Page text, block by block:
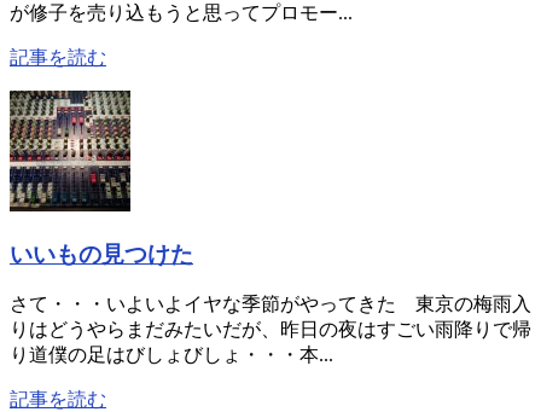
が修子を売り込もうと思ってプロモー...
記事を読む
いいもの見つけた
さて・・・いよいよイヤな季節がやってきた 東京の梅雨入
りはどうやらまだみたいだが、昨日の夜はすごい雨降りで帰
り道僕の足はびしょびしょ・・・本...
記事を読む